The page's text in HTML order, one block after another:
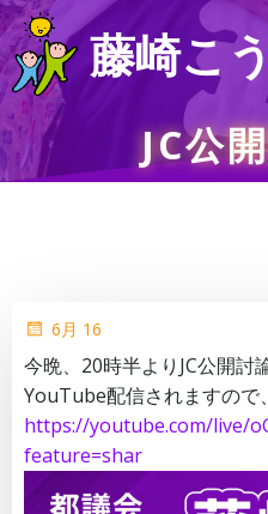
藤崎こ
JC公
6月 16
今晩、20時半よりJC公開討
YouTube配信されますので
https://youtube.com/live/
feature=shar